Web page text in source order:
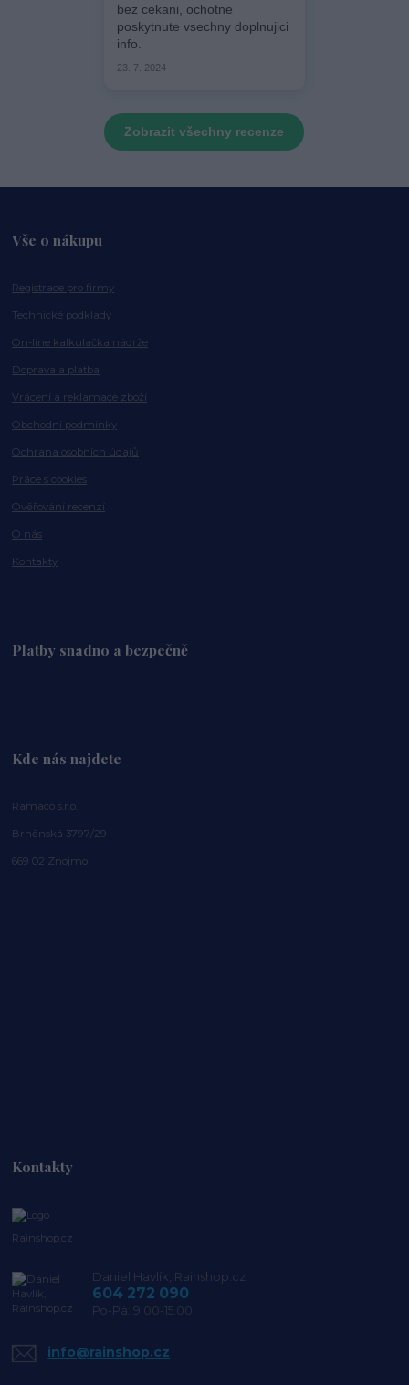
bez cekani, ochotne
poskytnute vsechny doplnujici
info.
23. 7. 2024
Zobrazit všechny recenze
Vše o nákupu
Registrace pro firmy
Technické podklady
On-line kalkulačka nádrže
Doprava a platba
Vrácení a reklamace zboží
Obchodní podmínky
Ochrana osobních údajů
Práce s cookies
Ověřování recenzí
O nás
Kontakty
Platby snadno a bezpečně
Kde nás najdete
Ramaco s.r.o.
Brněnská 3797/29
669 02 Znojmo
Kontakty
Rainshop.cz
Daniel Havlík, Rainshop.cz
604 272 090
Po-Pá: 9.00-15.00
info@rainshop.cz